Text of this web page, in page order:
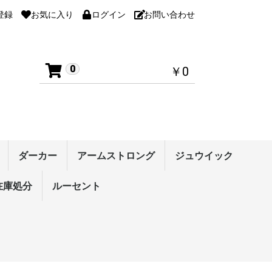
録 お気に入り ログイン お問い合わせ
0 ￥0
ー・シリーズ
ン系裏ソフト
・シリーズ(裏
ン・シリーズ
カオス
ン系表ソフト
ブルー・シリーズ
アクーダ・シリーズ
テンション系裏ソフト
高弾性裏ソフト
コントロール性裏ソフ
表ソフト
スパイク・シリーズ
接着剤
ラケットメンテナンス
ラバーメンテナンステンション系裏ソフト
高弾性裏ソフト
粘着性裏ソフト
コントロール性裏ソフ
テンション系表ソフト
粒高ラバー
ンス 接着剤
ラバーメンテナンス
ラケットメンテナンス
品
ダーカー
ラケット・シェーク
ラケット・ペン
アームストロング
ラバー
ラケット・シェーク
ラケット・ペン
メンテナンス
ラージ用品
その他
ジュウイック
庫処分 ルーセント